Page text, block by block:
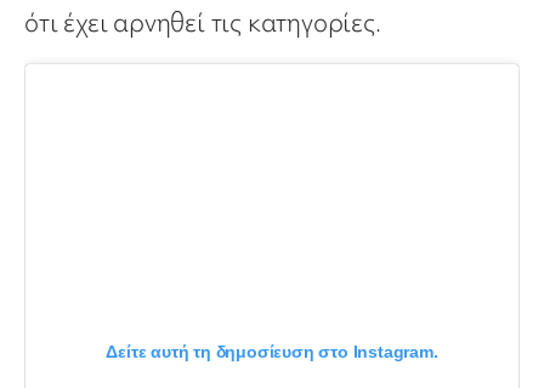
ότι έχει αρνηθεί τις κατηγορίες.
Δείτε αυτή τη δημοσίευση στο Instagram.